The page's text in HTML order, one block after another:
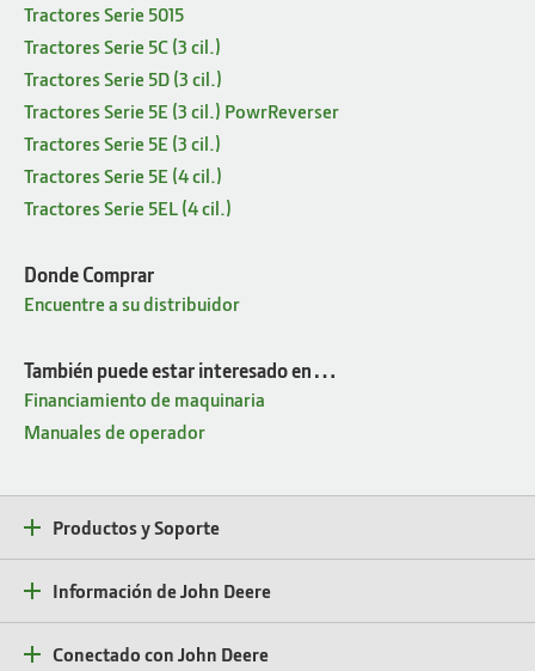
Tractores Serie 5015
Tractores Serie 5C (3 cil.)
Tractores Serie 5D (3 cil.)
Tractores Serie 5E (3 cil.) PowrReverser
Tractores Serie 5E (3 cil.)
Tractores Serie 5E (4 cil.)
Tractores Serie 5EL (4 cil.)
Donde Comprar
Encuentre a su distribuidor
También puede estar interesado en…
Financiamiento de maquinaria
Manuales de operador
Productos y Soporte
Información de John Deere
Conectado con John Deere